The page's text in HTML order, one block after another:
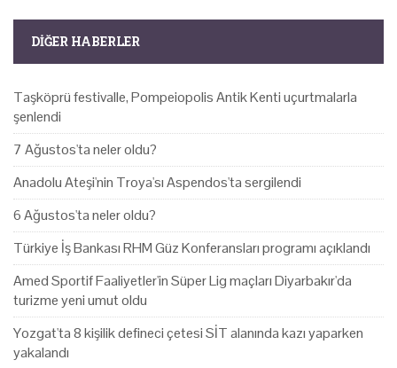
DIĞER HABERLER
Taşköprü festivalle, Pompeiopolis Antik Kenti uçurtmalarla
şenlendi
7 Ağustos'ta neler oldu?
Anadolu Ateşi'nin Troya'sı Aspendos'ta sergilendi
6 Ağustos'ta neler oldu?
Türkiye İş Bankası RHM Güz Konferansları programı açıklandı
Amed Sportif Faaliyetler'in Süper Lig maçları Diyarbakır'da
turizme yeni umut oldu
Yozgat'ta 8 kişilik defineci çetesi SİT alanında kazı yaparken
yakalandı